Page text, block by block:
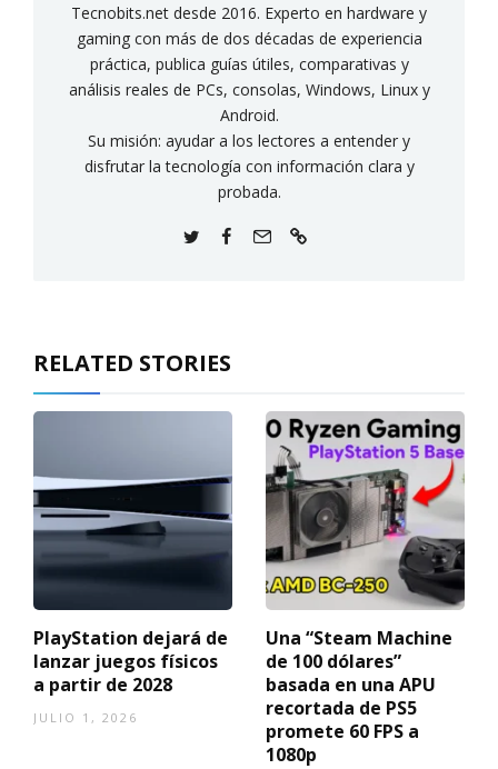
Tecnobits.net desde 2016. Experto en hardware y
gaming con más de dos décadas de experiencia
práctica, publica guías útiles, comparativas y
análisis reales de PCs, consolas, Windows, Linux y
Android.
Su misión: ayudar a los lectores a entender y
disfrutar la tecnología con información clara y
probada.
RELATED STORIES
PlayStation dejará de
lanzar juegos físicos
a partir de 2028
JULIO 1, 2026
Una “Steam Machine
de 100 dólares”
basada en una APU
recortada de PS5
promete 60 FPS a
1080p